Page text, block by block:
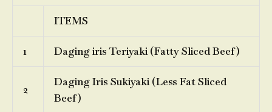
ITEMS
1 Daging iris Teriyaki (Fatty Sliced Beef)
2
Daging Iris Sukiyaki (Less Fat Sliced
Beef)